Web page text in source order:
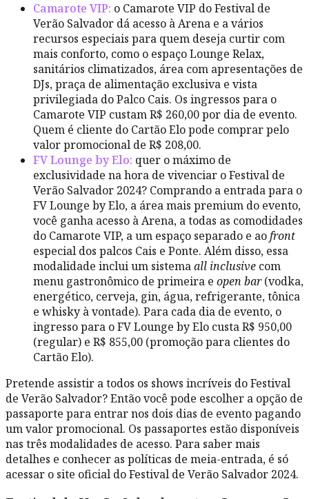
Camarote VIP: o Camarote VIP do Festival de
Verão Salvador dá acesso à Arena e a vários
recursos especiais para quem deseja curtir com
mais conforto, como o espaço Lounge Relax,
sanitários climatizados, área com apresentações de
DJs, praça de alimentação exclusiva e vista
privilegiada do Palco Cais. Os ingressos para o
Camarote VIP custam R$ 260,00 por dia de evento.
Quem é cliente do Cartão Elo pode comprar pelo
valor promocional de R$ 208,00.
FV Lounge by Elo: quer o máximo de
exclusividade na hora de vivenciar o Festival de
Verão Salvador 2024? Comprando a entrada para o
FV Lounge by Elo, a área mais premium do evento,
você ganha acesso à Arena, a todas as comodidades
do Camarote VIP, a um espaço separado e aofront
especial dos palcos Cais e Ponte. Além disso, essa
modalidade inclui um sistemaall inclusive com
menu gastronômico de primeira e open bar(vodka,
energético, cerveja, gin, água, refrigerante, tônica
e whisky à vontade). Para cada dia de evento, o
ingresso para o FV Lounge by Elo custa R$ 950,00
(regular) e R$ 855,00 (promoção para clientes do
Cartão Elo).
Pretende assistir a todos os shows incríveis do Festival
de Verão Salvador? Então você pode escolher a opção de
passaporte para entrar nos dois dias de evento pagando
um valor promocional. Os passaportes estão disponíveis
nas três modalidades de acesso. Para saber mais
detalhes e conhecer as políticas de meia-entrada, é só
acessar o site oficial do Festival de Verão Salvador 2024.